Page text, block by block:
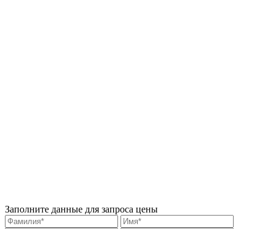
Заполните данные для запроса цены